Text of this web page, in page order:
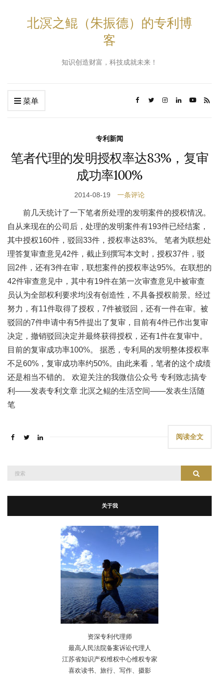
北溟之鲲（朱振德）的专利博
客
知识创造财富，科技成就未来！
菜单
专利新闻
笔者代理的发明授权率达83%，复审
成功率100%
2014-08-19 一条评论
前几天统计了一下笔者所处理的发明案件的授权情况。
自从来现在的公司后，处理的发明案件有193件已经结案，
其中授权160件，驳回33件，授权率达83%。 笔者为联想处
理答复审查意见42件，截止到撰写本文时，授权37件，驳
回2件，还有3件在审，联想案件的授权率达95%。在联想的
42件审查意见中，其中有19件在第一次审查意见中被审查
员认为全部权利要求均没有创造性，不具备授权前景。经过
努力，有11件取得了授权，7件被驳回，还有一件在审。被
驳回的7件申请中有5件提出了复审，目前有4件已作出复审
决定，撤销驳回决定并最终获得授权，还有1件在复审中。
目前的复审成功率100%。 据悉，专利局的发明整体授权率
不足60%，复审成功率约50%。由此来看，笔者的这个成绩
还是相当不错的。 欢迎关注的我微信公众号 专利致志搞专
利——发表专利文章 北溟之鲲的生活空间——发表生活随
笔
阅读全文
搜索
关于我
资深专利代理师
最高人民法院备案诉讼代理人
江苏省知识产权维权中心维权专家
喜欢读书、旅行、写作、摄影